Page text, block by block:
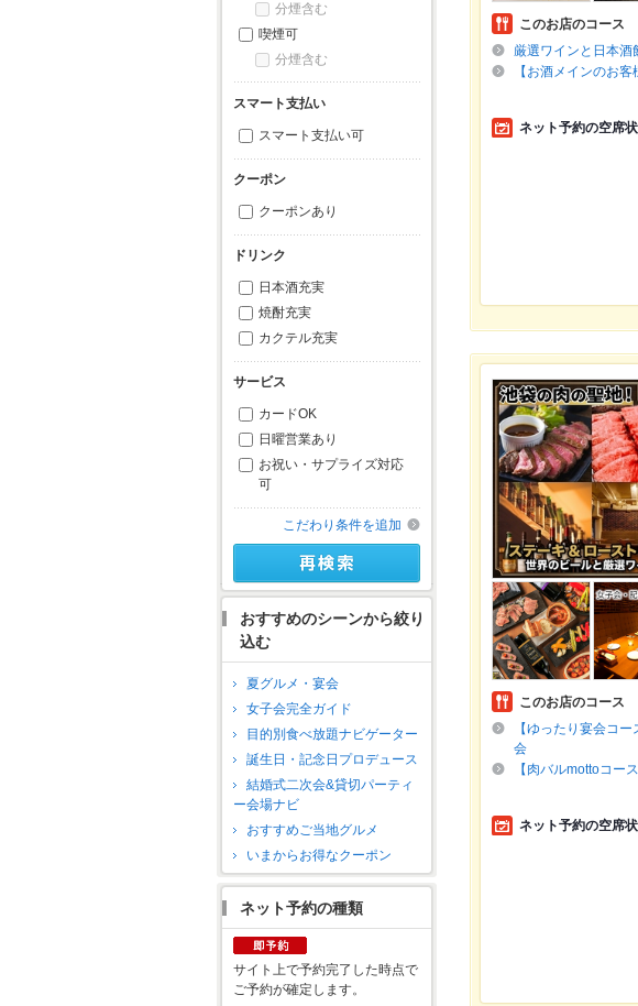
分煙含む
喫煙可
分煙含む
スマート支払い
スマート支払い可
クーポン
クーポンあり
ドリンク
日本酒充実
焼酎充実
カクテル充実
サービス
カードOK
日曜営業あり
お祝い・サプライズ対応
可
こだわり条件を追加
おすすめのシーンから絞り
込む
夏グルメ・宴会
女子会完全ガイド
目的別食べ放題ナビゲーター
誕生日・記念日プロデュース
結婚式二次会&貸切パーティ
ー会場ナビ
おすすめご当地グルメ
いまからお得なクーポン
ネット予約の種類
サイト上で予約完了した時点で
ご予約が確定します。
このお店のコース
厳選ワインと日本酒
【お酒メインのお
ネット予約の空席
このお店のコース
【ゆったり宴会コ
会
【肉バルmottoコー
ネット予約の空席